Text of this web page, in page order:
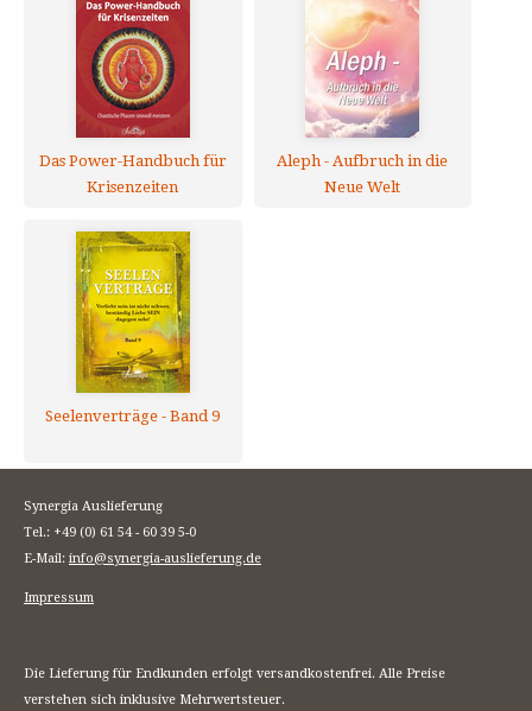
Das Power-Handbuch für
Krisenzeiten
Aleph - Aufbruch in die
Neue Welt
Seelenverträge - Band 9
Synergia Auslieferung
Tel.: +49 (0) 61 54 - 60 39 5-0
E-Mail: info@synergia-auslieferung.de
Impressum
Die Lieferung für Endkunden erfolgt versandkostenfrei. Alle Preise
verstehen sich inklusive Mehrwertsteuer.